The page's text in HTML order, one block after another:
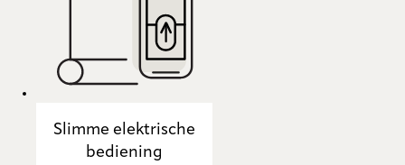
Slimme elektrische
bediening